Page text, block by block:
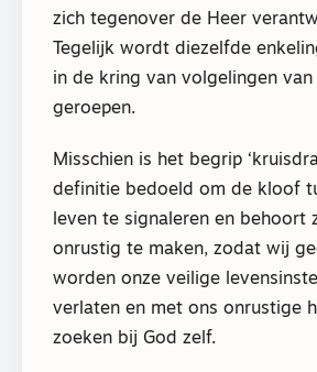
zich tegenover de Heer
Tegelijk wordt diezelfde
in de kring van volgelingen van
geroepen.
Misschien is het begrip
definitie bedoeld om de kloof
leven te signaleren en behoort
onrustig te maken, zodat wij
worden onze veilige
verlaten en met ons onrustige
zoeken bij God zelf.